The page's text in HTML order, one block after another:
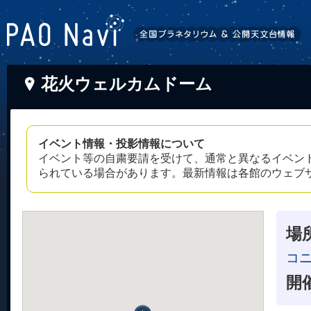
花火ウェルカムドーム
イベント情報・投影情報について
イベント等の自粛要請を受けて、通常と異なるイベ
られている場合があります。最新情報は各館のウェ
場
コ
開